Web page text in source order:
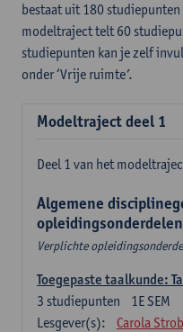
bestaat uit 180
modeltraject telt 60
studiepunten kan je zelf
onder ‘Vrije ruimte’.
Modeltraject deel 1
Deel 1 van het
Algemene
opleidingsonderdelen
Verplichte
Toegepaste taalkunde:
1E SEM
3 studiepunten
Lesgever(s):
Carola